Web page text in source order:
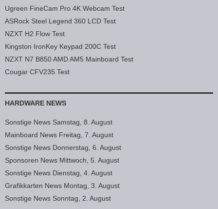
Ugreen FineCam Pro 4K Webcam Test
ASRock Steel Legend 360 LCD Test
NZXT H2 Flow Test
Kingston IronKey Keypad 200C Test
NZXT N7 B850 AMD AM5 Mainboard Test
Cougar CFV235 Test
HARDWARE NEWS
Sonstige News Samstag, 8. August
Mainboard News Freitag, 7. August
Sonstige News Donnerstag, 6. August
Sponsoren News Mittwoch, 5. August
Sonstige News Dienstag, 4. August
Grafikkarten News Montag, 3. August
Sonstige News Sonntag, 2. August